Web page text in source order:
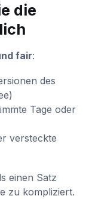
die
fair:
des
Tage oder
versteckte
einen Satz
zu kompliziert.